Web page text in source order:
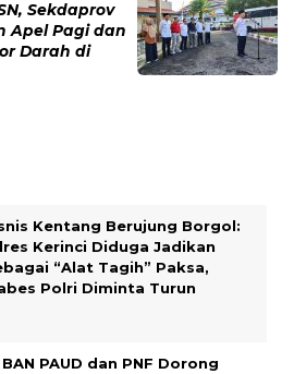
Sekdaprov
Apel Pagi dan
Darah di
Kentang Berujung Borgol:
Kerinci Diduga Jadikan
“Alat Tagih” Paksa,
Polri Diminta Turun
PAUD dan PNF Dorong